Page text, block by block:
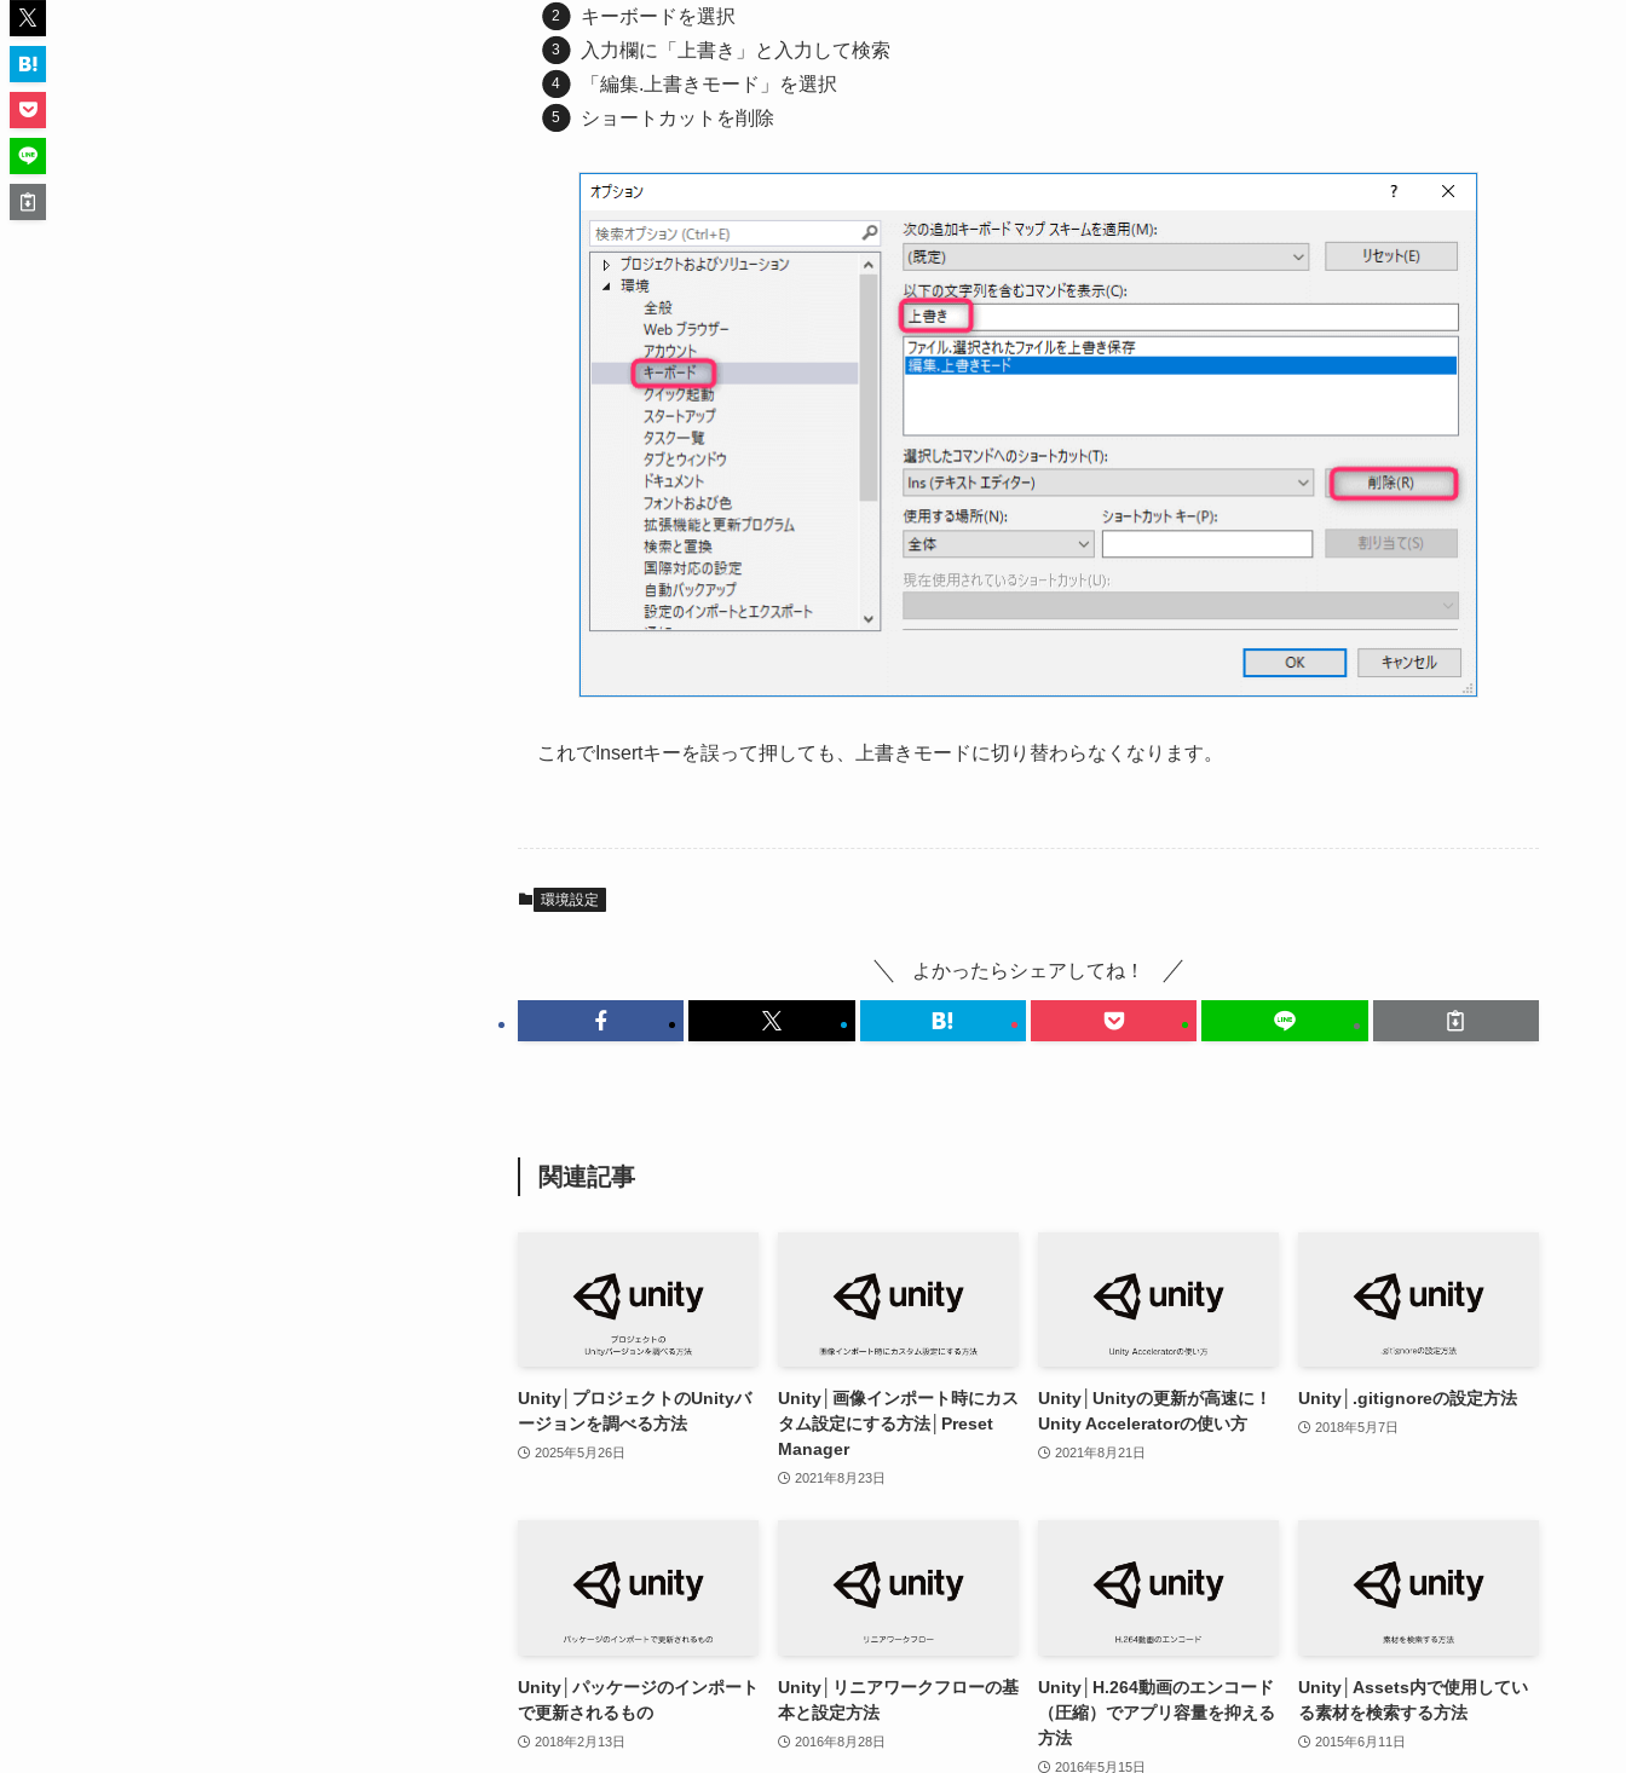
キーボードを選択
入力欄に「上書き」と入力して検索
「編集.上書きモード」を選択
ショートカットを削除
これでInsertキーを誤って押しても、上書きモードに切り替わらなくなります。
環境設定
よかったらシェアしてね！
関連記事
Unity│プロジェクトのUnityバ
ージョンを調べる方法
2025年5月26日
Unity│画像インポート時にカス
タム設定にする方法│Preset
Manager
2021年8月23日
Unity│Unityの更新が高速に！
Unity Acceleratorの使い方
2021年8月21日
Unity│.gitignoreの設定方法
2018年5月7日
Unity│パッケージのインポート
で更新されるもの
2018年2月13日
Unity│リニアワークフローの基
本と設定方法
2016年8月28日
Unity│H.264動画のエンコード
（圧縮）でアプリ容量を抑える
方法
2016年5月15日
Unity│Assets内で使用してい
る素材を検索する方法
2015年6月11日